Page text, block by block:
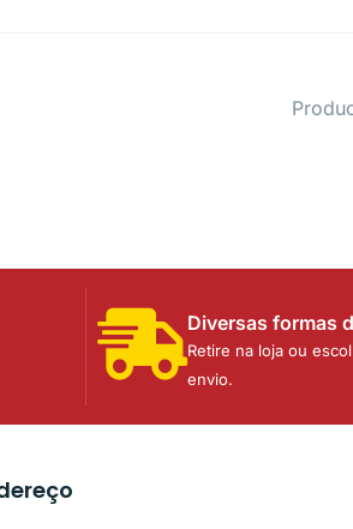
Diversas formas
Retire na loja ou
envio.